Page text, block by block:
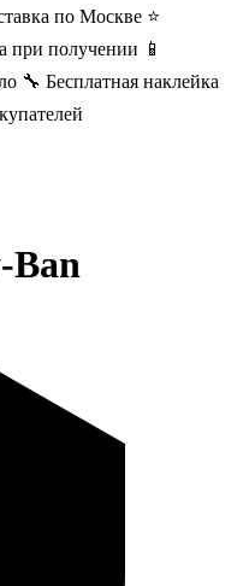
по Москве ⭐
при получении 📱
🔧 Бесплатная наклейка
Ban